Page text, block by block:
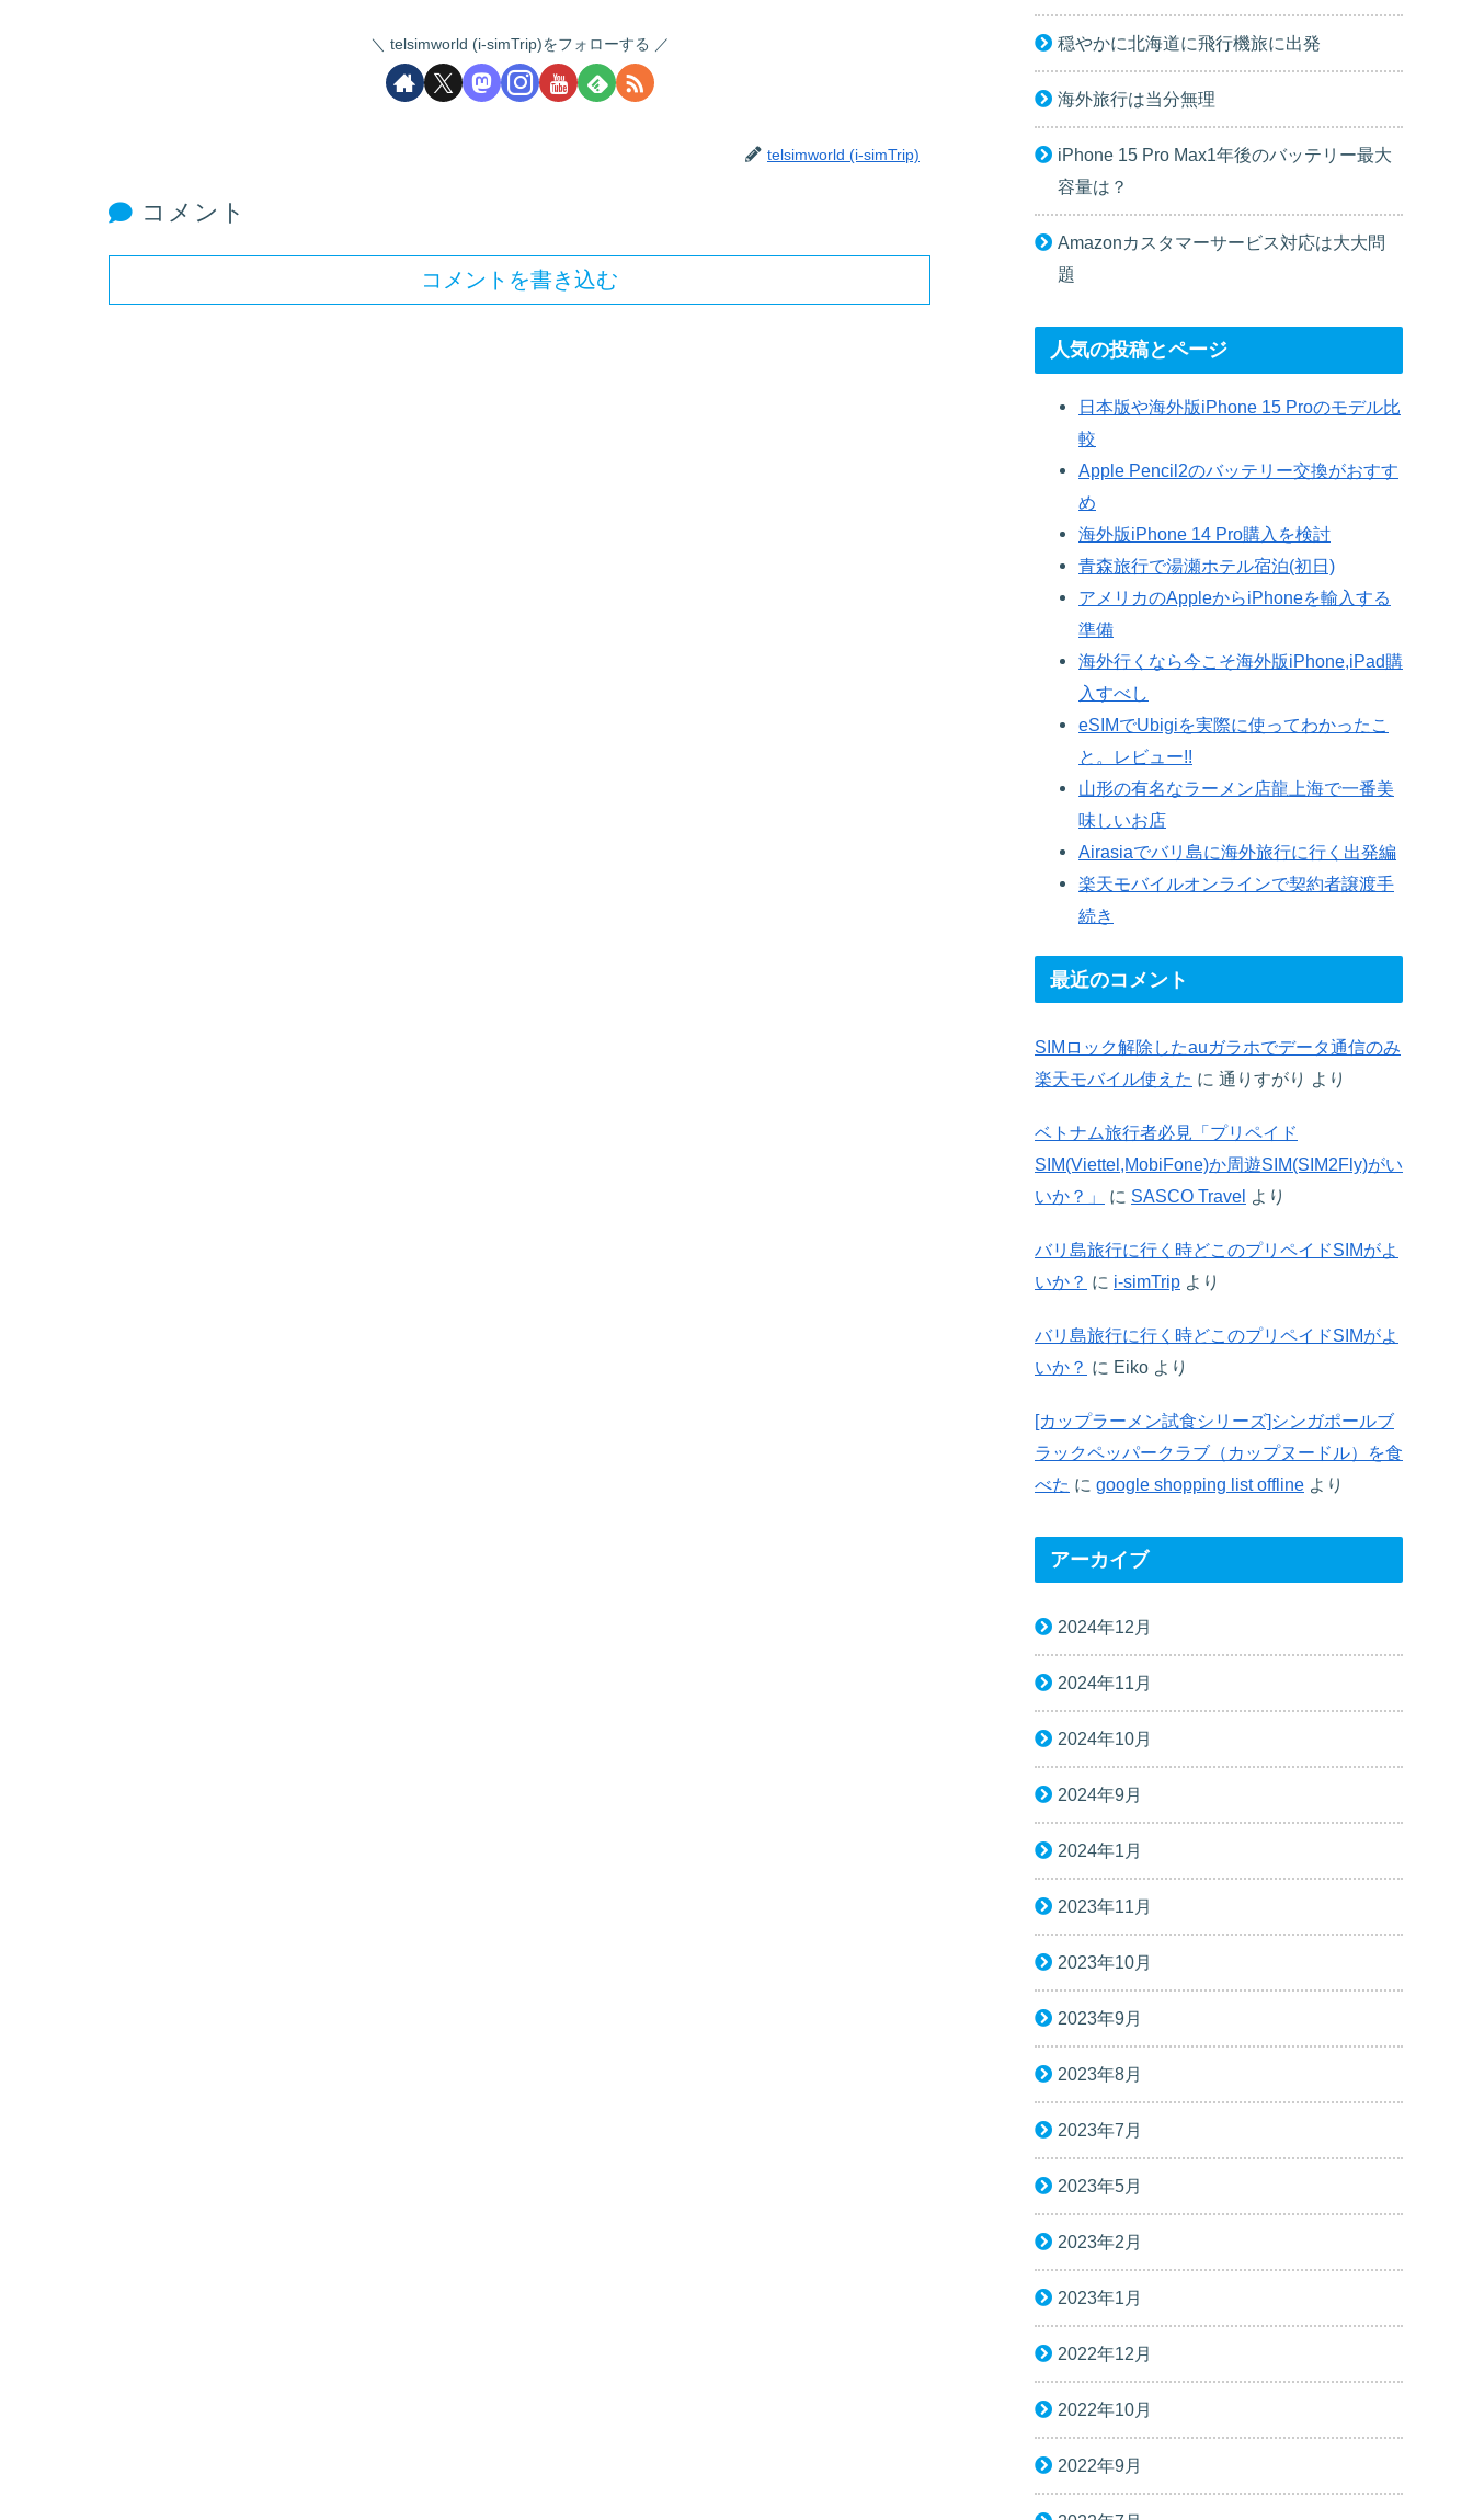
telsimworld (i-simTrip)をフォローする
telsimworld (i-simTrip)
コメント
コメントを書き込む
穏やかに北海道に飛行機旅に出発
海外旅行は当分無理
iPhone 15 Pro Max1年後のバッテリー最大
容量は？
Amazonカスタマーサービス対応は大大問
題
人気の投稿とページ
日本版や海外版iPhone 15 Proのモデル比
較
Apple Pencil2のバッテリー交換がおすす
め
海外版iPhone 14 Pro購入を検討
青森旅行で湯瀬ホテル宿泊(初日)
アメリカのAppleからiPhoneを輸入する
準備
海外行くなら今こそ海外版iPhone,iPad購
入すべし
eSIMでUbigiを実際に使ってわかったこ
と。レビュー!!
山形の有名なラーメン店龍上海で一番美
味しいお店
Airasiaでバリ島に海外旅行に行く出発編
楽天モバイルオンラインで契約者譲渡手
続き
最近のコメント
SIMロック解除したauガラホでデータ通信のみ
楽天モバイル使えた に 通りすがり より
ベトナム旅行者必見「プリペイド
SIM(Viettel,MobiFone)か周遊SIM(SIM2Fly)がい
いか？」
に SASCO Travel より
バリ島旅行に行く時どこのプリペイドSIMがよ
いか？ に i-simTrip より
バリ島旅行に行く時どこのプリペイドSIMがよ
いか？ に Eiko より
[カップラーメン試食シリーズ]シンガポールブ
ラックペッパークラブ（カップヌードル）を食
べた に google shopping list offline より
アーカイブ
2024年12月
2024年11月
2024年10月
2024年9月
2024年1月
2023年11月
2023年10月
2023年9月
2023年8月
2023年7月
2023年5月
2023年2月
2023年1月
2022年12月
2022年10月
2022年9月